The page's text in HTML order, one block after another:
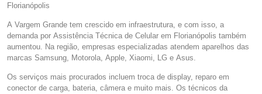
Florianópolis
A Vargem Grande tem crescido em infraestrutura, e com isso, a
demanda por Assistência Técnica de Celular em Florianópolis também
aumentou. Na região, empresas especializadas atendem aparelhos das
marcas Samsung, Motorola, Apple, Xiaomi, LG e Asus.
Os serviços mais procurados incluem troca de display, reparo em
conector de carga, bateria, câmera e muito mais. Os técnicos da